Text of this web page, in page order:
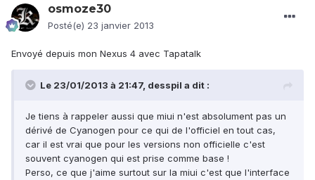
osmoze30
Posté(e) 23 janvier 2013
Envoyé depuis mon Nexus 4 avec Tapatalk
Le 23/01/2013 à 21:47, desspil a dit :
Je tiens à rappeler aussi que miui n'est absolument pas un
dérivé de Cyanogen pour ce qui de l'officiel en tout cas,
car il est vrai que pour les versions non officielle c'est
souvent cyanogen qui est prise comme base !
Perso, ce que j'aime surtout sur la miui c'est que l'interface